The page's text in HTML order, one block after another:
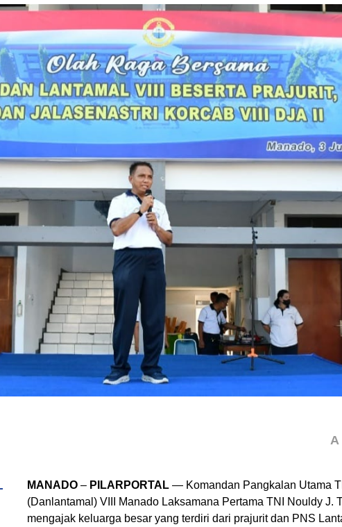
A
MANADO – PILARPORTAL — Komandan Pangkalan Utama
(Danlantamal) VIII Manado Laksamana Pertama TNI Nouldy J.
mengajak keluarga besar yang terdiri dari prajurit dan PNS